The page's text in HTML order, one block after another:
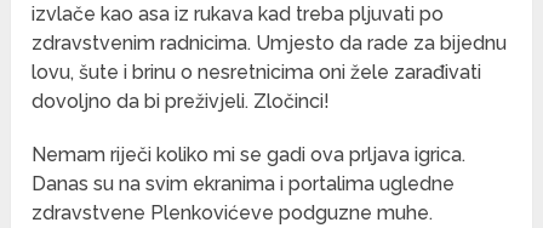
izvlače kao asa iz rukava kad treba pljuvati po
zdravstvenim radnicima. Umjesto da rade za bijednu
lovu, šute i brinu o nesretnicima oni žele zarađivati
dovoljno da bi preživjeli. Zločinci!
Nemam riječi koliko mi se gadi ova prljava igrica.
Danas su na svim ekranima i portalima ugledne
zdravstvene Plenkovićeve podguzne muhe.